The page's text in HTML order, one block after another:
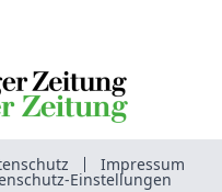
Impressum
Einstellungen